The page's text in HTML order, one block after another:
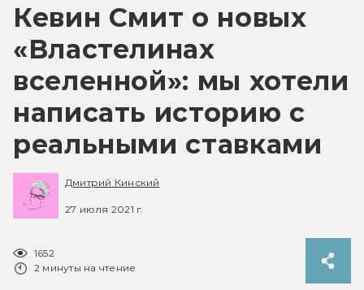
Кевин Смит о новых
«Властелинах
вселенной»: мы хотели
написать историю с
реальными ставками
Дмитрий Кинский
27 июля 2021 г.
1652
2 минуты на чтение